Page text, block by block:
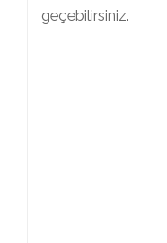
geçebilirsiniz.